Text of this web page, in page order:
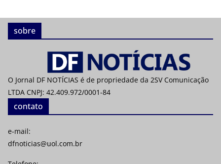
sobre
O Jornal DF NOTÍCIAS é de propriedade da 2SV Comunicação
LTDA CNPJ: 42.409.972/0001-84
contato
e-mail:
dfnoticias@uol.com.br